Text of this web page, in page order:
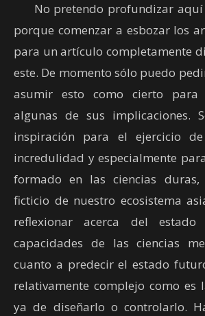
No pretendo profundizar aquí
porque comenzar a esbozar los
para un artículo completamente
este. De momento sólo puedo
asumir esto como cierto para
algunas de sus implicaciones.
inspiración para el ejercicio
incredulidad y especialmente
formado en las ciencias
ficticio de nuestro ecosistema
reflexionar acerca del
capacidades de las ciencias
cuanto a predecir el estado
relativamente complejo como es
ya de diseñarlo o controlarlo.